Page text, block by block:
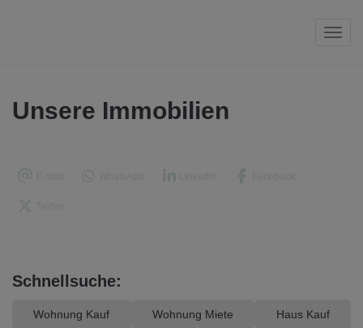
Unsere Immobilien
Schnellsuche:
Wohnung Kauf Wohnung Miete Haus Kauf